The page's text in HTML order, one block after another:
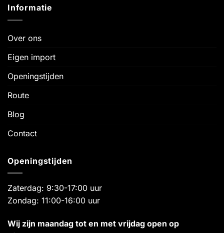
Informatie
Over ons
Eigen import
Openingstijden
Route
Blog
Contact
Openingstijden
Zaterdag: 9:30-17:00 uur
Zondag: 11:00-16:00 uur
Wij zijn maandag tot en met vrijdag open op